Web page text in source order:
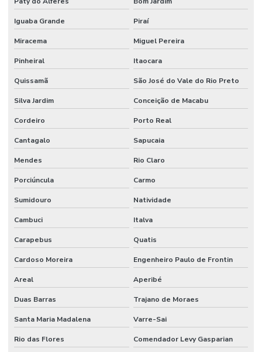
Iguaba Grande Piraí
Miracema Miguel Pereira
Pinheiral Itaocara
Quissamã São José do Vale do Rio Preto
Silva Jardim Conceição de Macabu
Cordeiro Porto Real
Cantagalo Sapucaia
Mendes Rio Claro
Porciúncula Carmo
Sumidouro Natividade
Cambuci Italva
Carapebus Quatis
Cardoso Moreira Engenheiro Paulo de Frontin
Areal Aperibé
Duas Barras Trajano de Moraes
Santa Maria Madalena Varre-Sai
Rio das Flores Comendador Levy Gasparian